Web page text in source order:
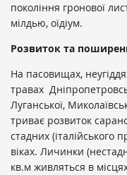
покоління гронової
мілдью, оїдіум.
Розвиток та
На пасовищах,
травах
Луганської,
триває розвиток
стадних (італійського
віках. Личинки
кв.м живляться в